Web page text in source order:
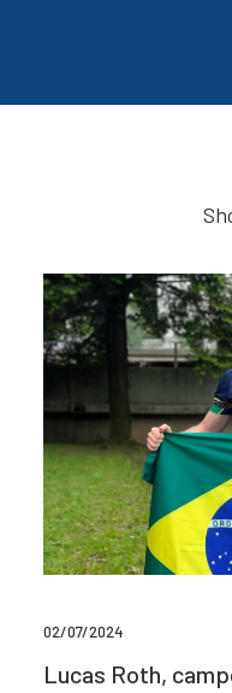
02/07/2024
Lucas Roth,